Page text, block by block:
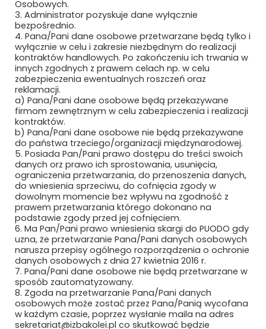
Newsletter
Subskrybuj, aby być na bieżąco
Bezpieczne płatności
Osobowych.
3. Administrator pozyskuje dane wyłącznie
bezpośrednio.
4. Pana/Pani dane osobowe przetwarzane będą tylko i
wyłącznie w celu i zakresie niezbędnym do realizacji
kontraktów handlowych. Po zakończeniu ich trwania w
innych zgodnych z prawem celach np. w celu
zabezpieczenia ewentualnych roszczeń oraz
reklamacji.
a) Pana/Pani dane osobowe będą przekazywane
firmom zewnętrznym w celu zabezpieczenia i realizacji
kontraktów.
b) Pana/Pani dane osobowe nie będą przekazywane
do państwa trzeciego/organizacji międzynarodowej.
5. Posiada Pan/Pani prawo dostępu do treści swoich
danych orz prawo ich sprostowania, usunięcia,
ograniczenia przetwarzania, do przenoszenia danych,
do wniesienia sprzeciwu, do cofnięcia zgody w
dowolnym momencie bez wpływu na zgodność z
prawem przetwarzania którego dokonano na
podstawie zgody przed jej cofnięciem.
6. Ma Pan/Pani prawo wniesienia skargi do PUODO gdy
uzna, że przetwarzanie Pana/Pani danych osobowych
narusza przepisy ogólnego rozporządzenia o ochronie
danych osobowych z dnia 27 kwietnia 2016 r.
7. Pana/Pani dane osobowe nie będą przetwarzane w
sposób zautomatyzowany.
8. Zgoda na przetwarzanie Pana/Pani danych
osobowych może zostać przez Pana/Panią wycofana
w każdym czasie, poprzez wysłanie maila na adres
sekretariat@izbakolei.pl co skutkować będzie